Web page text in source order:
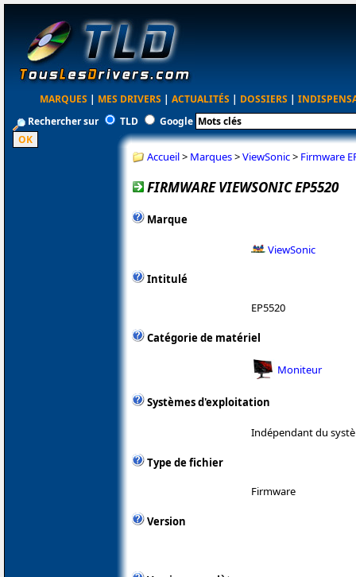
MARQUES | MES DRIVERS | ACTUALITÉS | DOSSIERS |
Rechercher sur
TLD Google
Accueil> Marques>ViewSonic> Firmware
FIRMWARE VIEWSONIC EP5520
Marque
ViewSonic
Intitulé
EP5520
Catégorie de matériel
Moniteur
Systèmes d'exploitation
Indépendant du
Type de fichier
Firmware
Version